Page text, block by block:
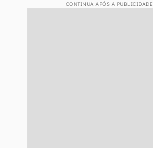
CONTINUA APÓS A PUBLICIDADE